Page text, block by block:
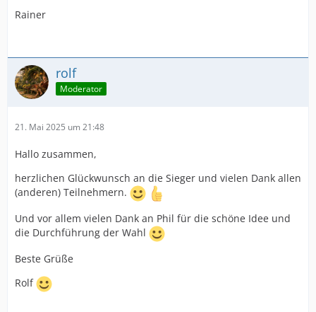
Rainer
rolf
Moderator
21. Mai 2025 um 21:48
Hallo zusammen,
herzlichen Glückwunsch an die Sieger und vielen Dank allen
(anderen) Teilnehmern.
Und vor allem vielen Dank an Phil für die schöne Idee und
die Durchführung der Wahl
Beste Grüße
Rolf